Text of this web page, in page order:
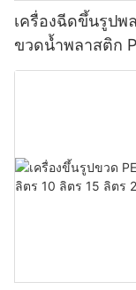
เครื่องฉีดขึ้นรูป
ขวดน้ำพลาสติก